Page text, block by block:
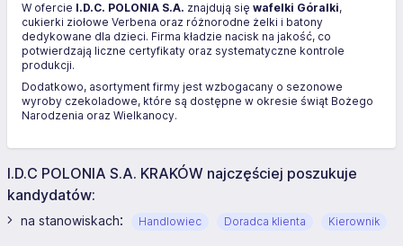
W ofercie I.D.C. POLONIA S.A. znajdują się wafelki Góralki,
cukierki ziołowe Verbena oraz różnorodne żelki i batony
dedykowane dla dzieci. Firma kładzie nacisk na jakość, co
potwierdzają liczne certyfikaty oraz systematyczne kontrole
produkcji.
Dodatkowo, asortyment firmy jest wzbogacany o sezonowe
wyroby czekoladowe, które są dostępne w okresie świąt Bożego
Narodzenia oraz Wielkanocy.
I.D.C POLONIA S.A. KRAKÓW najczęściej poszukuje
kandydatów:
na stanowiskach: Handlowiec Doradca klienta Kierownik